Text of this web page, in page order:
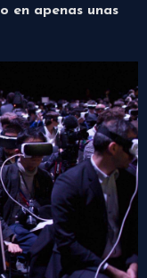
en apenas unas